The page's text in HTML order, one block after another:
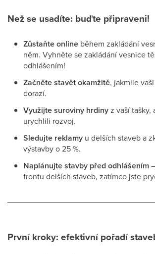
Než se usadíte: buďte připraveni!
Zůstaňte online během zakládání
něm. Vyhněte se zakládání vesnice
odhlášením!
Začněte stavět okamžitě, jakmile
dorazí.
Využijte suroviny hrdinyz vaší tašky,
urychlili rozvoj.
Sledujte reklamy u delších staveb a
výstavby o 25 %.
Naplánujte stavby před odhlášením
frontu delších staveb, zatímco jste
První kroky: efektivní pořadí